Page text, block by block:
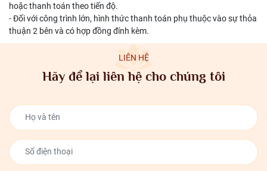
hoặc thanh toán theo tiến độ.
- Đối với công trình lớn, hình thức thanh toán phụ thuộc vào sự thỏa
thuận 2 bên và có hợp đồng đính kèm.
LIÊN HỆ
Hãy để lại liên hệ cho chúng tôi